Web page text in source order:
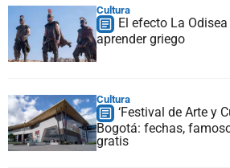
Cultura
El efecto La
aprender griego
Cultura
‘Festival de Arte y
Bogotá: fechas,
gratis